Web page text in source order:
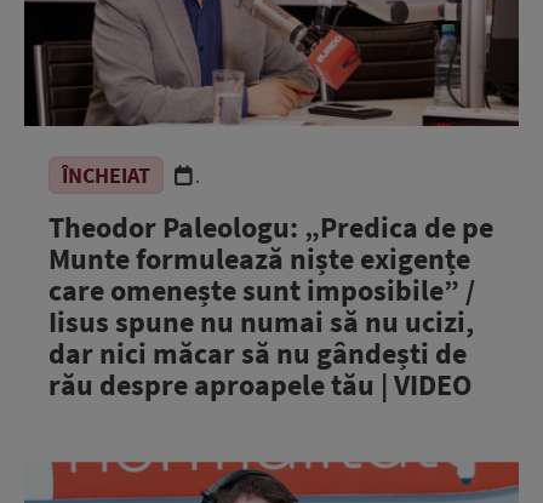
ÎNCHEIAT .
Theodor Paleologu: „Predica de pe
Munte formulează niște exigențe
care omenește sunt imposibile” /
Iisus spune nu numai să nu ucizi,
dar nici măcar să nu gândești de
rău despre aproapele tău | VIDEO